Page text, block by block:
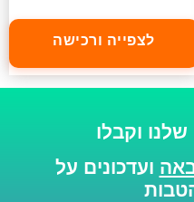
לצפייה ורכישה
וקבלו
ועדכונים על